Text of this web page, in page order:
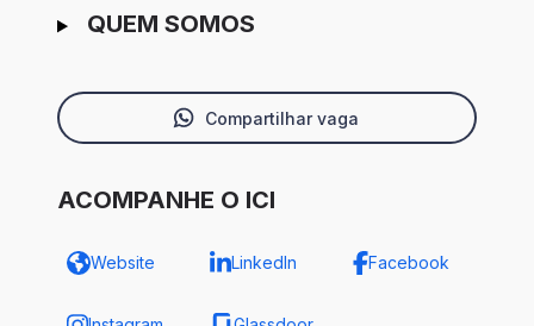
QUEM SOMOS
Compartilhar vaga
ACOMPANHE O ICI
Website LinkedIn Facebook